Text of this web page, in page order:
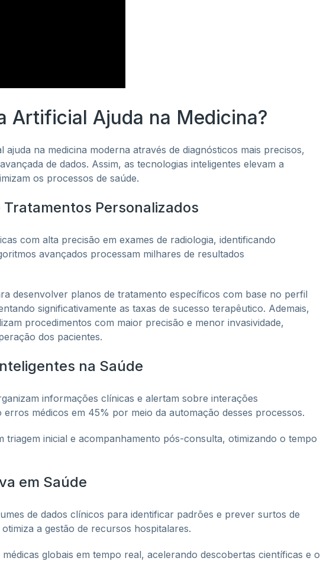
Artificial Ajuda na Medicina?
na medicina moderna através de diagnósticos mais precisos,
de dados. Assim, as tecnologias inteligentes elevam a
os processos de saúde.
Personalizados
com alta precisão em exames de radiologia, identificando
avançados processam milhares de resultados
desenvolver planos de tratamento específicos com base no perfil
significativamente as taxas de sucesso terapêutico. Ademais,
procedimentos com maior precisão e menor invasividade,
dos pacientes.
na Saúde
informações clínicas e alertam sobre interações
médicos em 45% por meio da automação desses processos.
triagem inicial e acompanhamento pós-consulta, otimizando o tempo
em Saúde
de dados clínicos para identificar padrões e prever surtos de
a gestão de recursos hospitalares.
globais em tempo real, acelerando descobertas científicas e o